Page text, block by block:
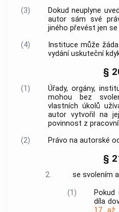
(3)
Dokud neuplyne
autor sám své
jiného převést jen
(4)
Instituce může
vydání uskuteční
§
(1)
Úřady, orgány,
mohou bez
vlastních úkolů
autor vytvořil na
povinnost z
(2)
Právo na autorské
§
2. se svolením
(1)
Pokud
díla
17 až